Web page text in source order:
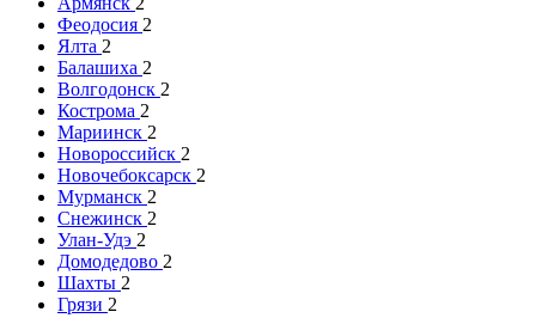
Феодосия 2
Ялта 2
Балашиха 2
Волгодонск 2
Кострома 2
Мариинск 2
Новороссийск 2
Новочебоксарск 2
Мурманск 2
Снежинск 2
Улан-Удэ 2
Домодедово 2
Шахты 2
Грязи 2